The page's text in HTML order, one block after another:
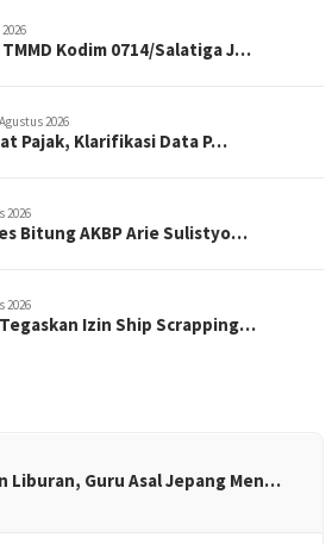
Kodim 0714/Salatiga J…
2026
Pajak, Klarifikasi Data P…
2026
Bitung AKBP Arie Sulistyo…
2026
Izin Ship Scrapping…
Liburan, Guru Asal Jepang Men…